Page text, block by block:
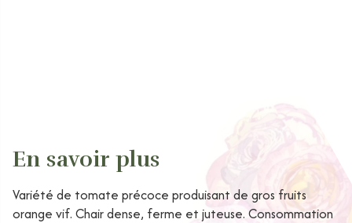
En savoir plus
Variété de tomate précoce produisant de gros fruits
orange vif. Chair dense, ferme et juteuse. Consommation